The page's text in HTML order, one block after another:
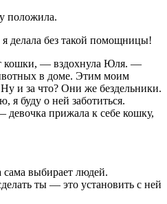
положила.
делала без такой помощницы!
кошки, — вздохнула Юля. —
в доме. Этим моим
и за что? Они же бездельники.
я буду о ней заботиться.
прижала к себе кошку,
выбирает людей.
ты — это установить с ней